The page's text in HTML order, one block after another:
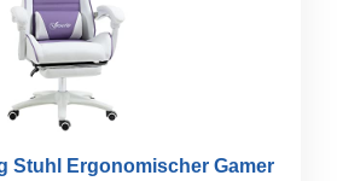
Stuhl Ergonomischer Gamer